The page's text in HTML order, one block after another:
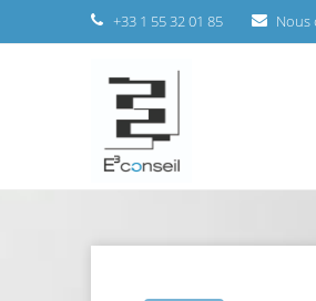
+33 1 55 32 01 85 Nous